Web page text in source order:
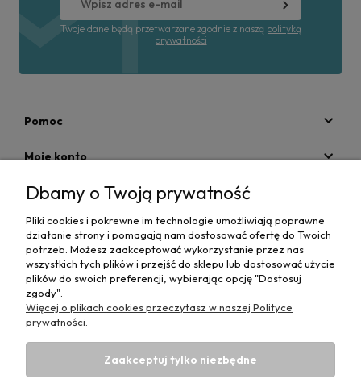
Twoje dane będą przetwarzane zgodnie z naszą polityką
prywatności
Pomoc
Moje konto
Płatności i dostawa
Informacje
O nas
Projekt i wykonanie:Ecommercy.pl
Dbamy o Twoją prywatność
Pliki cookies i pokrewne im technologie umożliwiają poprawne
działanie strony i pomagają nam dostosować ofertę do Twoich
potrzeb. Możesz zaakceptować wykorzystanie przez nas
wszystkich tych plików i przejść do sklepu lub dostosować użycie
plików do swoich preferencji, wybierając opcję "Dostosuj
zgody".
Więcej o plikach cookies przeczytasz w naszej Polityce
prywatności.
Zaakceptuj tylko niezbędne